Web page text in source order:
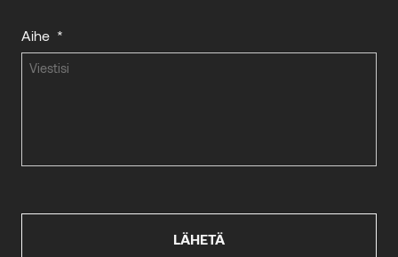
Aihe *